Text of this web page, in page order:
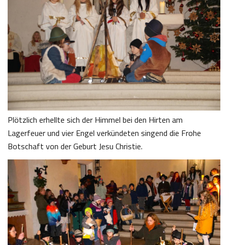
Plötzlich erhellte sich der Himmel bei den Hirten am
Lagerfeuer und vier Engel verkündeten singend die Frohe
Botschaft von der Geburt Jesu Christie.